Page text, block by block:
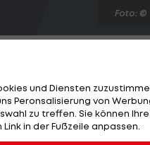
Foto: ©
Vertrag beim
Ich hoffe, dass wir auch
und Diensten
Peronsalisierung von
zu treffen. Sie können
in der Fußzeile anpassen.